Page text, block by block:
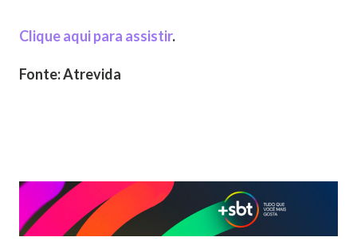
Clique aqui para assistir.
Fonte: Atrevida